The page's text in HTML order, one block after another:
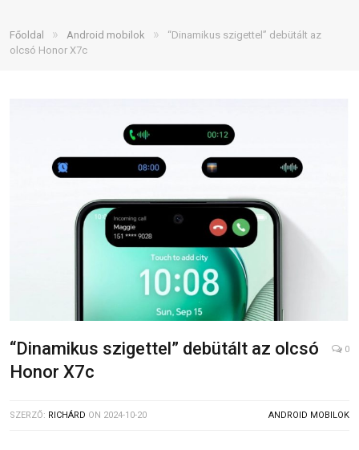
Főoldal » Android mobilok »
“Dinamikus szigettel” debütált az
olcsó Honor X7c
“Dinamikus szigettel” debütált az olcsó
Honor X7c
0
SZERZŐ: RICHÁRD ON 2024-10-20 ANDROID MOBILOK